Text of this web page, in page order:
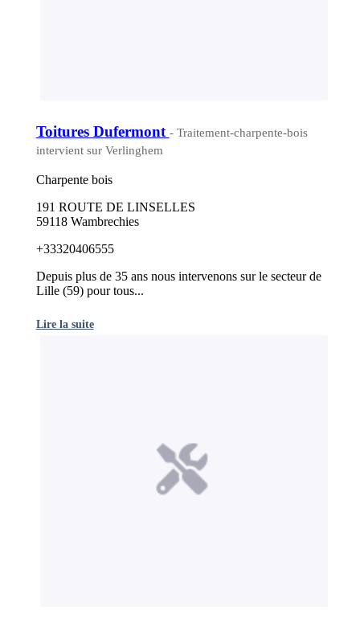
Toitures Dufermont - Traitement-charpente-bois
intervient sur Verlinghem
Charpente bois
191 ROUTE DE LINSELLES
59118 Wambrechies
+33320406555
Depuis plus de 35 ans nous intervenons sur le secteur de
Lille (59) pour tous...
Lire la suite